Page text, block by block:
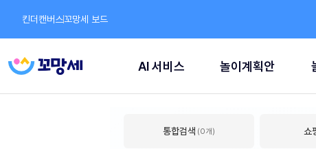
킨더캔버스꼬망세 보드
AI 서비스 놀이계획안
통합검색 (0개) 쇼